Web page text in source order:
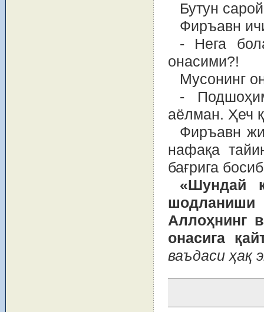
Бутун
Фиръавн
- Нега
онасими?!
Мусонинг
-
аёлман. Ҳеч
Фиръавн
нафақа
бағрига
«Шундай
Аллоҳнинг
онасига
ваъдаси ҳақ